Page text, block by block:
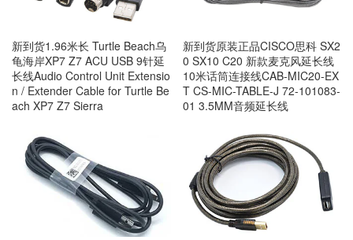
新到货1.96米长 Turtle Beach乌
龟海岸XP7 Z7 ACU USB 9针延
长线Audio Control Unit Extensio
n / Extender Cable for Turtle Be
ach XP7 Z7 Sierra
新到货原装正品CISCO思科 SX2
0 SX10 C20 新款麦克风延长线
10米话筒连接线CAB-MIC20-EX
T CS-MIC-TABLE-J 72-101083-
01 3.5MM音频延长线